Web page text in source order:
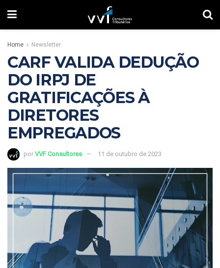
Home Newsletter
CARF VALIDA DEDUÇÃO
DO IRPJ DE
GRATIFICAÇÕES À
DIRETORES
EMPREGADOS
por VVF Consultores 11 de outubro de 2023